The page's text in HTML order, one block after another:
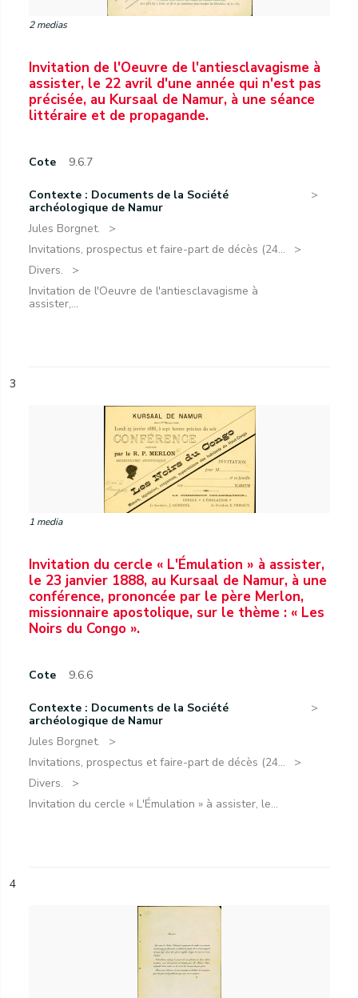
2 medias
Invitation de l'Oeuvre de l'antiesclavagisme à
assister, le 22 avril d'une année qui n'est pas
précisée, au Kursaal de Namur, à une séance
littéraire et de propagande.
Cote 9.6.7
Contexte : Documents de la Société
archéologique de Namur
Jules Borgnet.
Invitations, prospectus et faire-part de décès (24...
Divers.
Invitation de l'Oeuvre de l'antiesclavagisme à
assister,...
3
1 media
Invitation du cercle « L'Émulation » à assister,
le 23 janvier 1888, au Kursaal de Namur, à une
conférence, prononcée par le père Merlon,
missionnaire apostolique, sur le thème : « Les
Noirs du Congo ».
Cote 9.6.6
Contexte : Documents de la Société
archéologique de Namur
Jules Borgnet.
Invitations, prospectus et faire-part de décès (24...
Divers.
Invitation du cercle « L'Émulation » à assister, le...
4